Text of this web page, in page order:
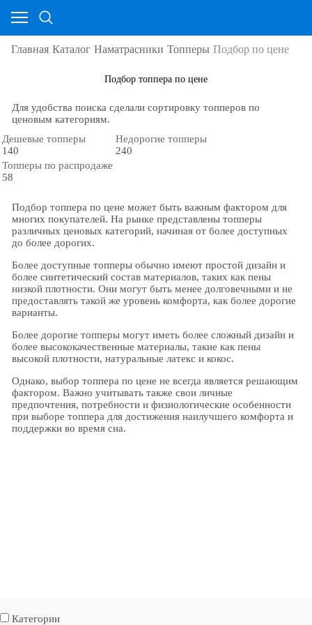
Главная Каталог Наматрасники Топперы Подбор по цене
Подбор топпера по цене
Для удобства поиска сделали сортировку топперов по
ценовым категориям.
Дешевые топперы
140
Недорогие топперы
240
Топперы по распродаже
58
Подбор топпера по цене может быть важным фактором для
многих покупателей. На рынке представлены топперы
различных ценовых категорий, начиная от более доступных
до более дорогих.
Более доступные топперы обычно имеют простой дизайн и
более синтетический состав материалов, таких как пены
низкой плотности. Они могут быть менее долговечными и не
предоставлять такой же уровень комфорта, как более дорогие
варианты.
Более дорогие топперы могут иметь более сложный дизайн и
более высококачественные материалы, такие как пены
высокой плотности, натуральные латекс и кокос.
Однако, выбор топпера по цене не всегда является решающим
фактором. Важно учитывать также свои личные
предпочтения, потребности и физиологические особенности
при выборе топпера для достижения наилучшего комфорта и
поддержки во время сна.
Категории